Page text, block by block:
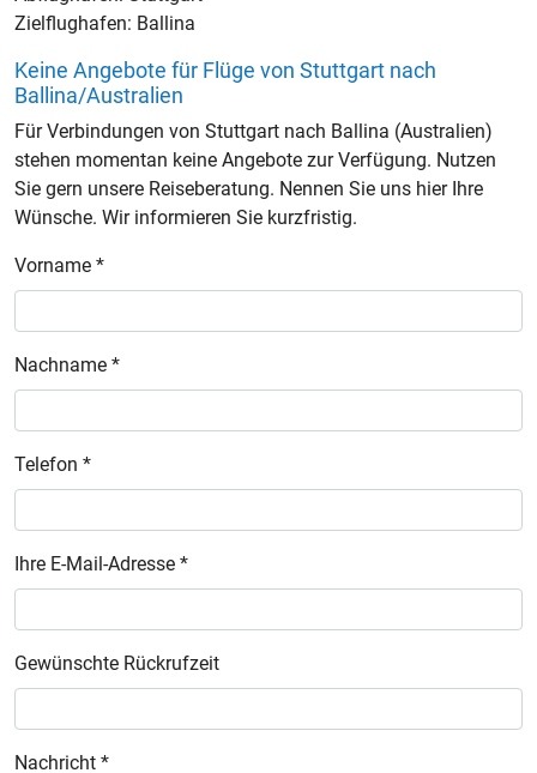
Zielflughafen: Ballina
Keine Angebote für Flüge von Stuttgart nach
Ballina/Australien
Für Verbindungen von Stuttgart nach Ballina (Australien)
stehen momentan keine Angebote zur Verfügung. Nutzen
Sie gern unsere Reiseberatung. Nennen Sie uns hier Ihre
Wünsche. Wir informieren Sie kurzfristig.
Vorname *
Nachname *
Telefon *
Ihre E-Mail-Adresse *
Gewünschte Rückrufzeit
Nachricht *